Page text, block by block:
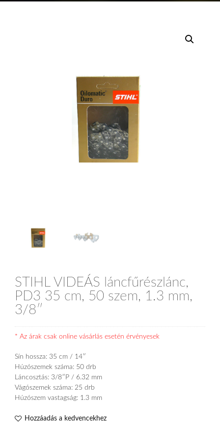
STIHL VIDEÁS láncfűrészlánc,
PD3 35 cm, 50 szem, 1.3 mm,
3/8″
* Az árak csak online vásárlás esetén érvényesek
Sín hossza: 35 cm / 14″
Húzószemek száma: 50 drb
Láncosztás: 3/8″P / 6.32 mm
Vágószemek száma: 25 drb
Húzószem vastagság: 1.3 mm
Hozzáadás a kedvencekhez